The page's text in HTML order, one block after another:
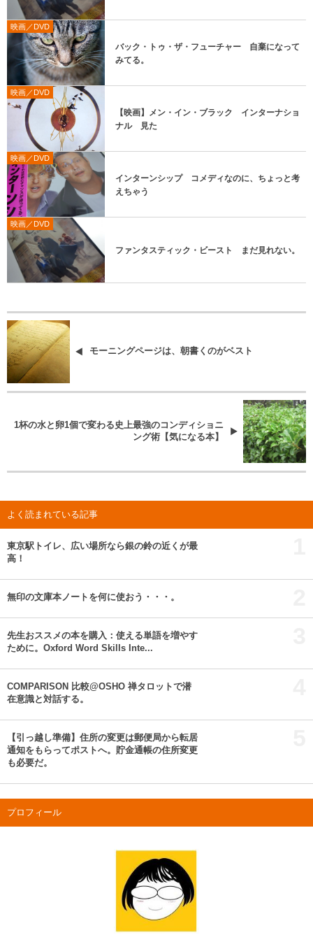
映画／DVD
バック・トゥ・ザ・フューチャー 自棄になって
みてる。
映画／DVD
【映画】メン・イン・ブラック インターナショ
ナル 見た
映画／DVD
インターンシップ コメディなのに、ちょっと考
えちゃう
映画／DVD
ファンタスティック・ビースト まだ見れない。
モーニングページは、朝書くのがベスト
1杯の水と卵1個で変わる史上最強のコンディショニ
ング術【気になる本】
よく読まれている記事
東京駅トイレ、広い場所なら銀の鈴の近くが最
高！
無印の文庫本ノートを何に使おう・・・。
先生おススメの本を購入：使える単語を増やす
ために。Oxford Word Skills Inte...
COMPARISON 比較@OSHO 禅タロットで潜
在意識と対話する。
【引っ越し準備】住所の変更は郵便局から転居
通知をもらってポストへ。貯金通帳の住所変更
も必要だ。
プロフィール